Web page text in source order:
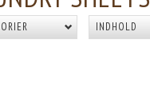
INDHOLD